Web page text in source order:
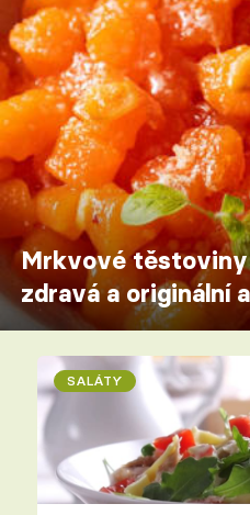
Mrkvové těstoviny
zdravá a originální
SALÁTY